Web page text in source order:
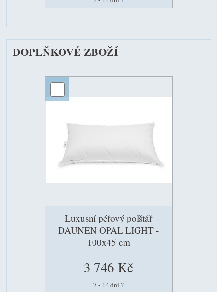
DOPLŇKOVÉ ZBOŽÍ
Luxusní péřový polštář
DAUNEN OPAL LIGHT -
100x45 cm
3 746 Kč
7 - 14 dní ?